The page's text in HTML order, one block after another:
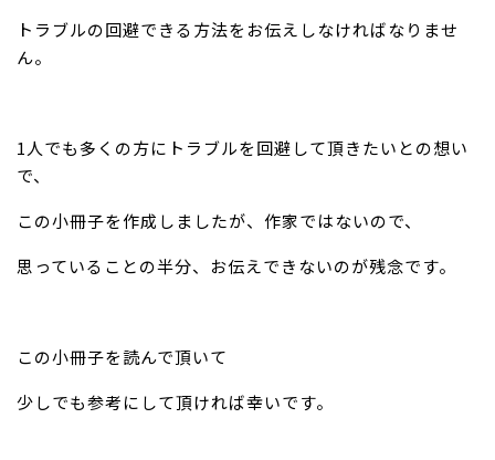
トラブルの回避できる方法をお伝えしなければなりませ
ん。
1人でも多くの方にトラブルを回避して頂きたいとの想い
で、
この小冊子を作成しましたが、作家ではないので、
思っていることの半分、お伝えできないのが残念です。
この小冊子を読んで頂いて
少しでも参考にして頂ければ幸いです。